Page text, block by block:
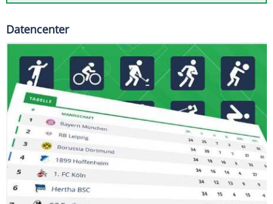
Datencenter